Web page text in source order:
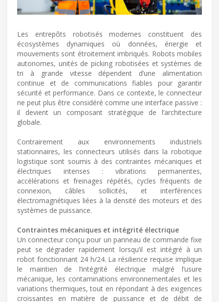
Les entrepôts robotisés modernes constituent des
écosystèmes dynamiques où données, énergie et
mouvements sont étroitement imbriqués. Robots mobiles
autonomes, unités de picking robotisées et systèmes de
tri à grande vitesse dépendent d’une alimentation
continue et de communications fiables pour garantir
sécurité et performance. Dans ce contexte, le connecteur
ne peut plus être considéré comme une interface passive :
il devient un composant stratégique de l’architecture
globale.
Contrairement aux environnements industriels
stationnaires, les connecteurs utilisés dans la robotique
logistique sont soumis à des contraintes mécaniques et
électriques intenses : vibrations permanentes,
accélérations et freinages répétés, cycles fréquents de
connexion, câbles sollicités, et interférences
électromagnétiques liées à la densité des moteurs et des
systèmes de puissance.
Contraintes mécaniques et intégrité électrique
Un connecteur conçu pour un panneau de commande fixe
peut se dégrader rapidement lorsqu’il est intégré à un
robot fonctionnant 24 h/24. La résilience requise implique
le maintien de l’intégrité électrique malgré l’usure
mécanique, les contaminations environnementales et les
variations thermiques, tout en répondant à des exigences
croissantes en matière de puissance et de débit de